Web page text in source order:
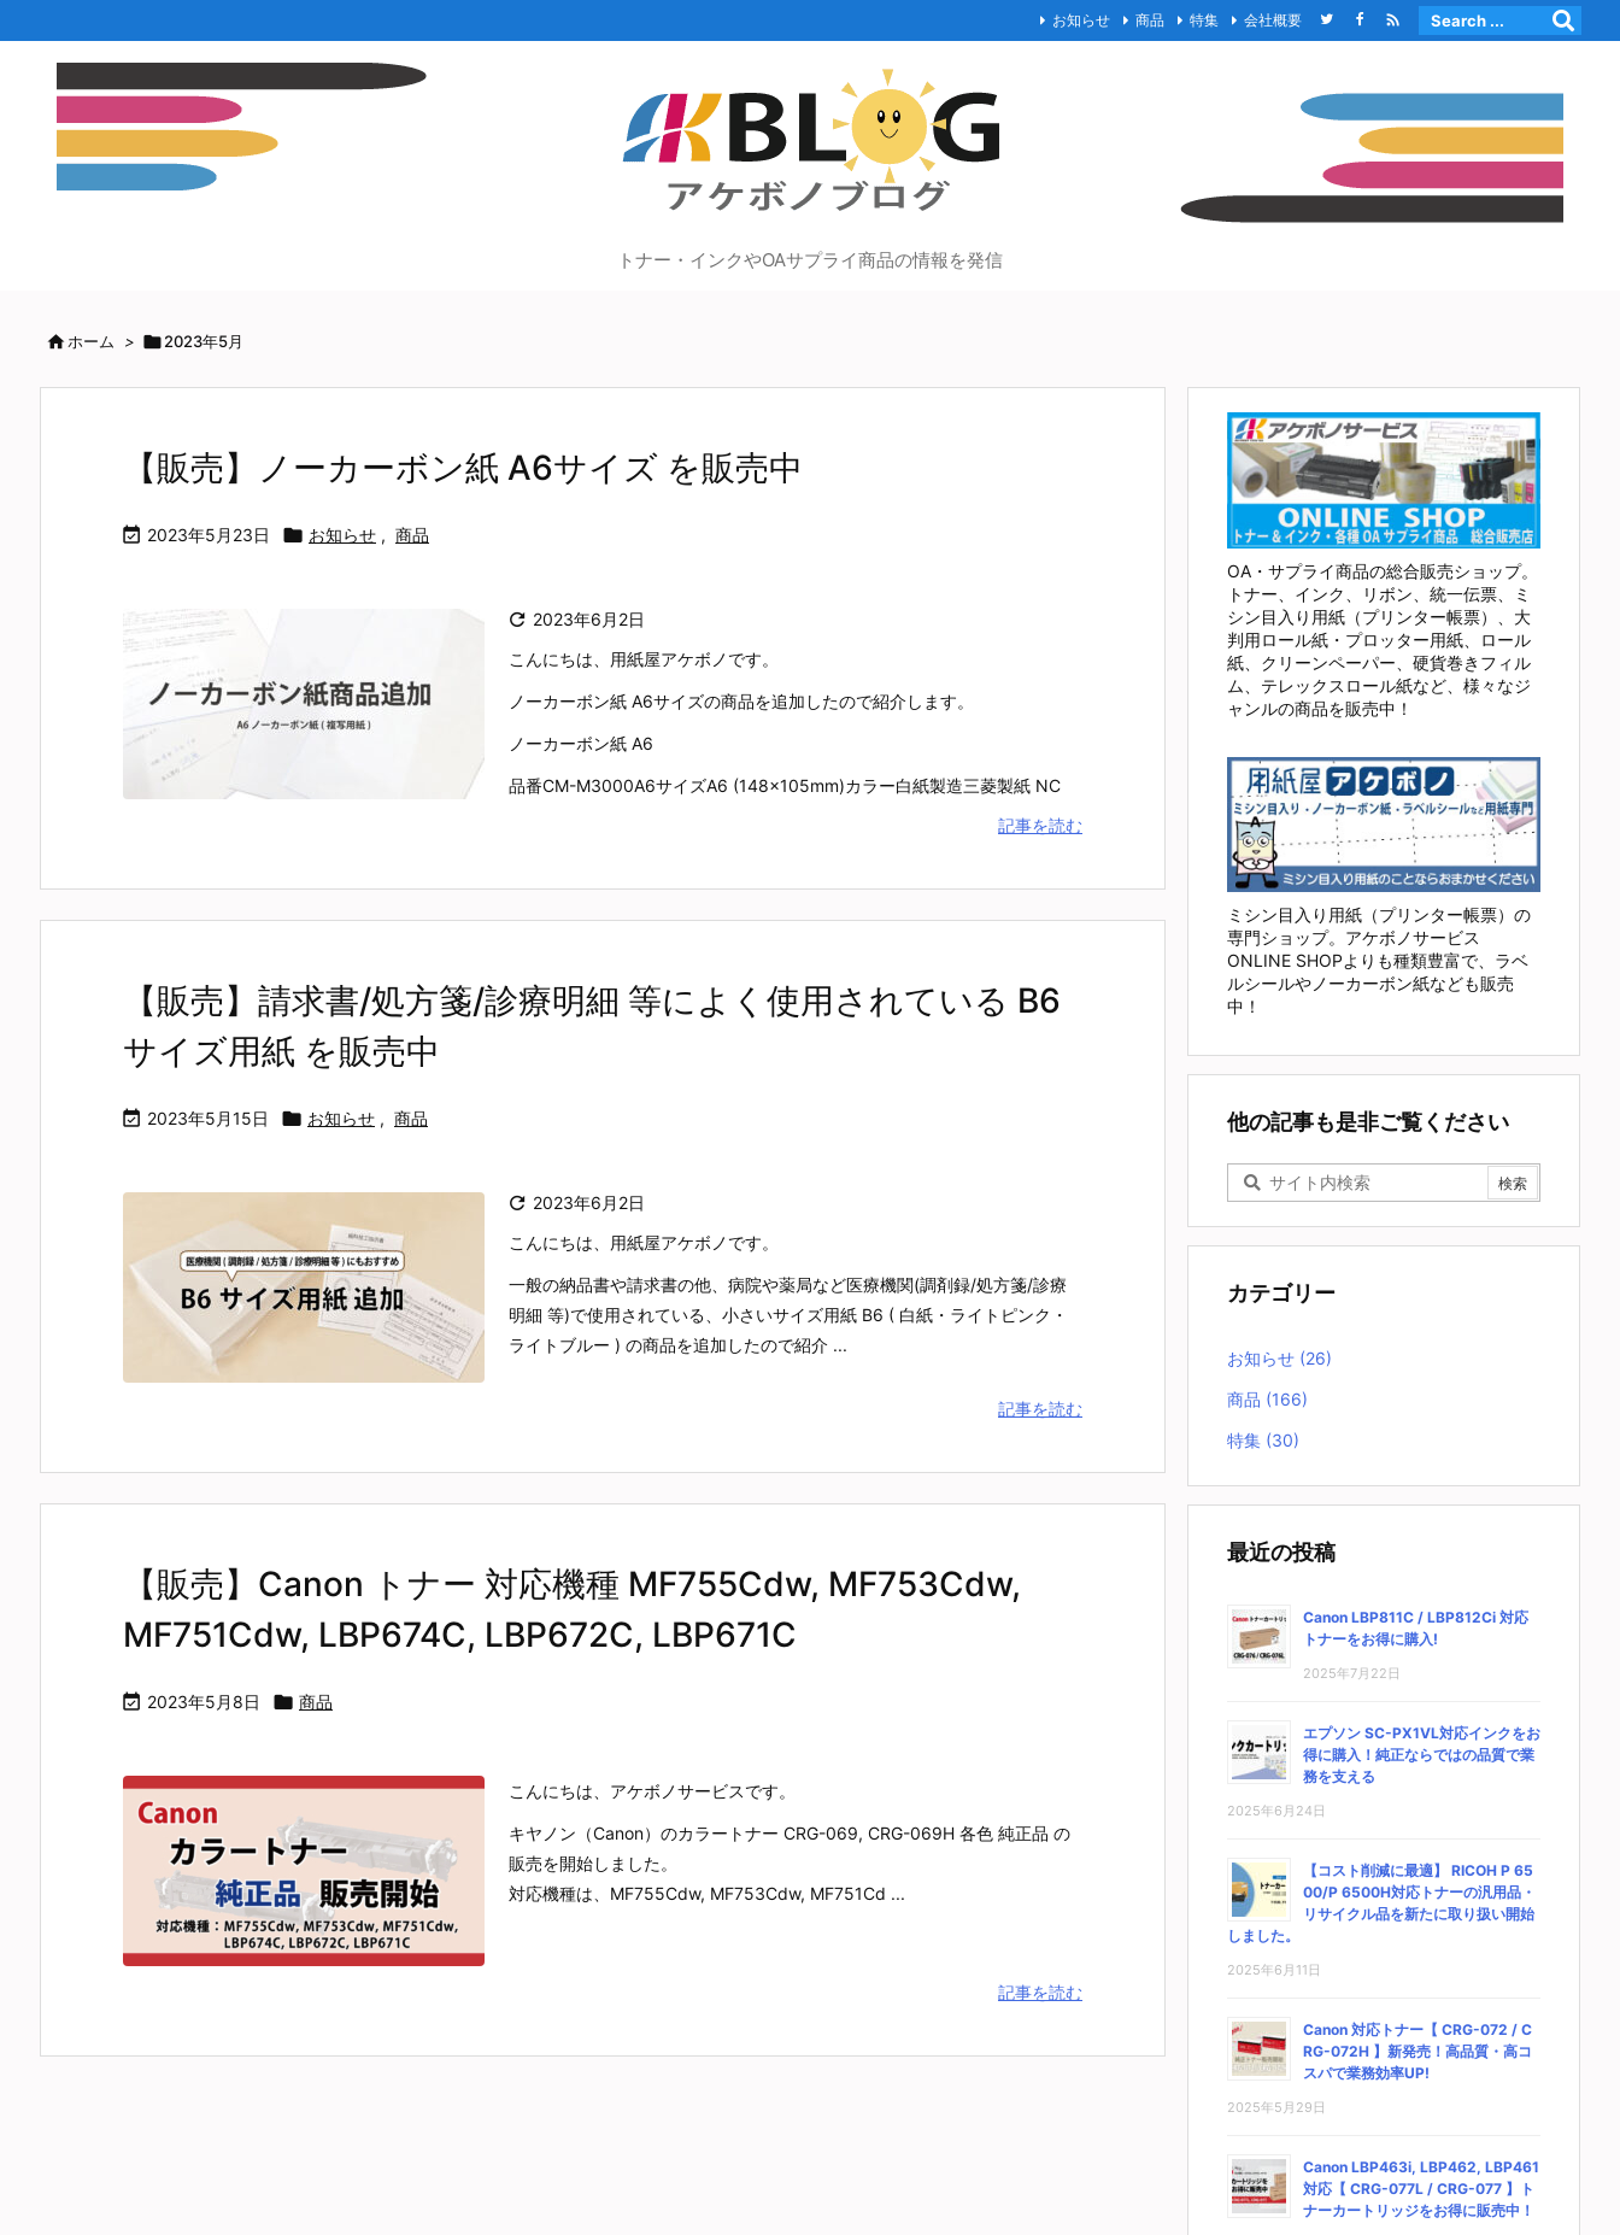
お知らせ 商品 特集 会社概要 
トナー・インクやOAサプライ商品の情報を発信
ホーム > 2023年5月
【販売】ノーカーボン紙 A6サイズ を販売中
 2023年5月23日  お知らせ , 商品
 2023年6月2日
こんにちは、用紙屋アケボノです。
ノーカーボン紙 A6サイズの商品を追加したので紹介します。
ノーカーボン紙 A6
品番CM-M3000A6サイズA6 (148×105mm)カラー白紙製造三菱製紙 NC
記事を読む
【販売】請求書/処方箋/診療明細 等によく使用されている B6
サイズ用紙 を販売中
 2023年5月15日  お知らせ , 商品
 2023年6月2日
こんにちは、用紙屋アケボノです。
一般の納品書や請求書の他、病院や薬局など医療機関(調剤録/処方箋/診療
明細 等)で使用されている、小さいサイズ用紙 B6 ( 白紙・ライトピンク・
ライトブルー ) の商品を追加したので紹介 ...
記事を読む
【販売】Canon トナー 対応機種 MF755Cdw, MF753Cdw,
MF751Cdw, LBP674C, LBP672C, LBP671C
 2023年5月8日  商品
こんにちは、アケボノサービスです。
キヤノン（Canon）のカラートナー CRG-069, CRG-069H 各色 純正品 の
販売を開始しました。
対応機種は、MF755Cdw, MF753Cdw, MF751Cd ...
記事を読む
OA・サプライ商品の総合販売ショップ。
トナー、インク、リボン、統一伝票、ミ
シン目入り用紙（プリンター帳票）、大
判用ロール紙・プロッター用紙、ロール
紙、クリーンペーパー、硬貨巻きフィル
ム、テレックスロール紙など、様々なジ
ャンルの商品を販売中！
ミシン目入り用紙（プリンター帳票）の
専門ショップ。アケボノサービス
ONLINE SHOPよりも種類豊富で、ラベ
ルシールやノーカーボン紙なども販売
中！
他の記事も是非ご覧ください
カテゴリー
お知らせ (26)
商品 (166)
特集 (30)
最近の投稿
Canon LBP811C / LBP812Ci 対応
トナーをお得に購入!
2025年7月22日
エプソン SC-PX1VL対応インクをお
得に購入！純正ならではの品質で業
務を支える
2025年6月24日
【コスト削減に最適】 RICOH P 65
00/P 6500H対応トナーの汎用品・
リサイクル品を新たに取り扱い開始
しました。
2025年6月11日
Canon 対応トナー【 CRG-072 / C
RG-072H 】新発売！高品質・高コ
スパで業務効率UP!
2025年5月29日
Canon LBP463i, LBP462, LBP461
対応【 CRG-077L / CRG-077 】ト
ナーカートリッジをお得に販売中！